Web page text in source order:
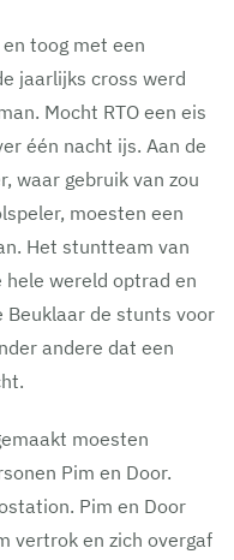
toog met een
jaarlijks cross werd
Mocht RTO een eis
één nacht ijs. Aan de
waar gebruik van zou
moesten een
Het stuntteam van
hele wereld optrad en
Beuklaar de stunts voor
andere dat een
moesten
Pim en Door.
Pim en Door
vertrok en zich overgaf